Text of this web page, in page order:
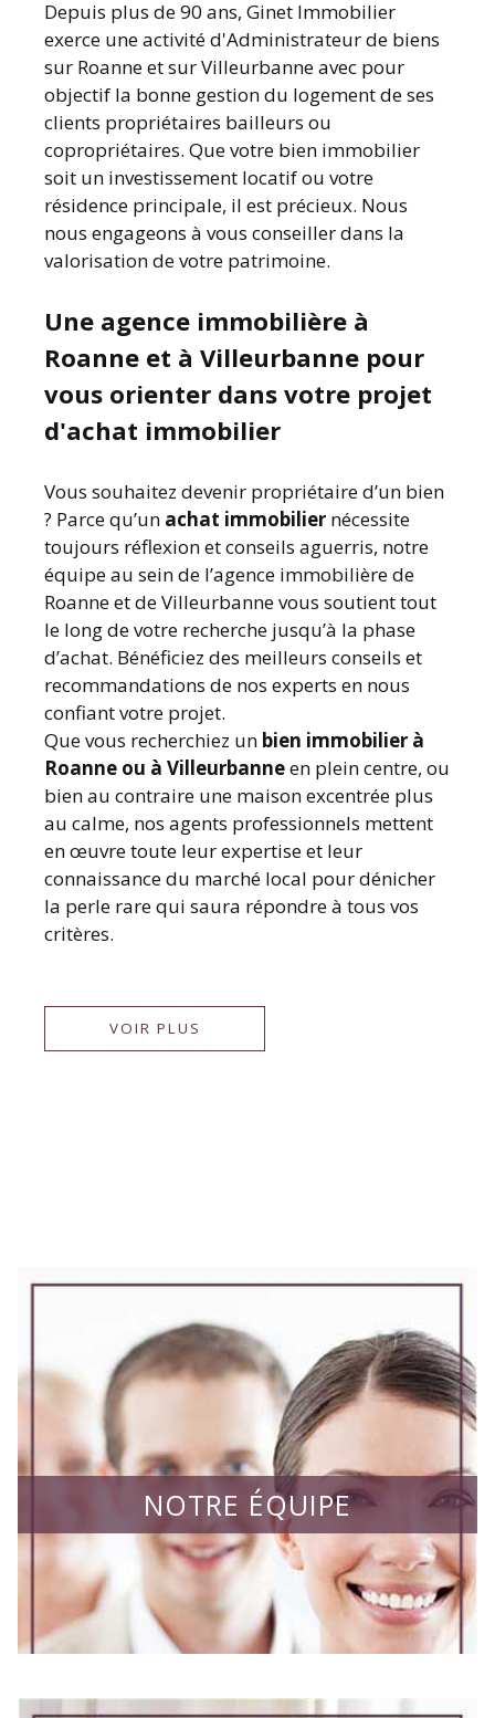
Depuis plus de 90 ans, Ginet Immobilier
exerce une activité d'Administrateur de biens
sur Roanne et sur Villeurbanne avec pour
objectif la bonne gestion du logement de ses
clients propriétaires bailleurs ou
copropriétaires. Que votre bien immobilier
soit un investissement locatif ou votre
résidence principale, il est précieux. Nous
nous engageons à vous conseiller dans la
valorisation de votre patrimoine.
Une agence immobilière à
Roanne et à Villeurbanne pour
vous orienter dans votre projet
d'achat immobilier
Vous souhaitez devenir propriétaire d’un bien
? Parce qu’un achat immobilier nécessite
toujours réflexion et conseils aguerris, notre
équipe au sein de l’agence immobilière de
Roanne et de Villeurbanne vous soutient tout
le long de votre recherche jusqu’à la phase
d’achat. Bénéficiez des meilleurs conseils et
recommandations de nos experts en nous
confiant votre projet.
Que vous recherchiez un bien immobilier à
Roanne ou à Villeurbanneen plein centre, ou
bien au contraire une maison excentrée plus
au calme, nos agents professionnels mettent
en œuvre toute leur expertise et leur
connaissance du marché local pour dénicher
la perle rare qui saura répondre à tous vos
critères.
VOIR PLUS
NOTRE ÉQUIPE